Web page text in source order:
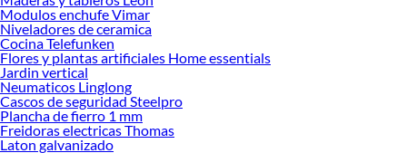
Modulos enchufe Vimar
Niveladores de ceramica
Cocina Telefunken
Flores y plantas artificiales Home essentials
Jardin vertical
Neumaticos Linglong
Cascos de seguridad Steelpro
Plancha de fierro 1 mm
Freidoras electricas Thomas
Laton galvanizado